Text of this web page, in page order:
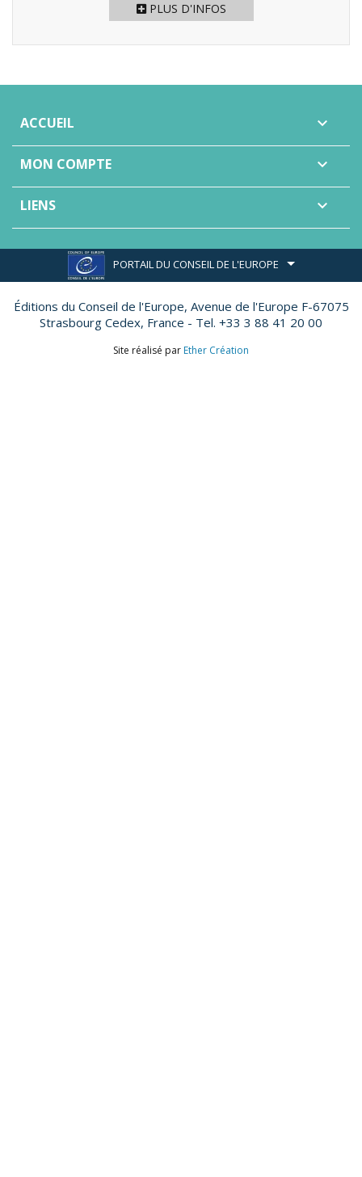
PLUS D'INFOS
ACCUEIL 
MON COMPTE 
LIENS 
PORTAIL DU CONSEIL DE L'EUROPE
Éditions du Conseil de l'Europe, Avenue de l'Europe F-67075
Strasbourg Cedex, France - Tel. +33 3 88 41 20 00
Site réalisé par Ether Création